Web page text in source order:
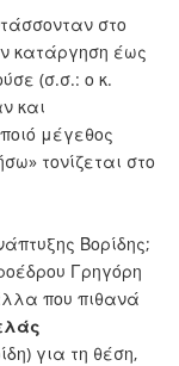
στο
κατάργηση έως
(σ.σ.: ο κ.
και
μέγεθος
τονίζεται στο
Βορίδης;
Γρηγόρη
που πιθανά
για τη θέση,